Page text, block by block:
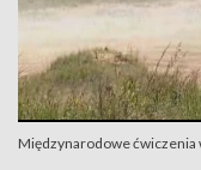
Międzynarodowe ćwiczenia